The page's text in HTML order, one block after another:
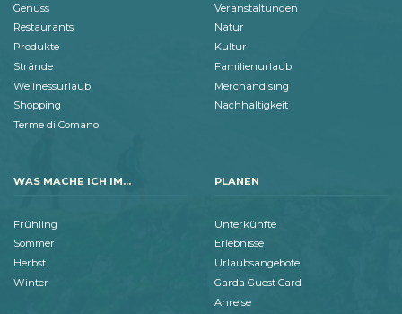
Genuss
Restaurants
Produkte
Strände
Wellnessurlaub
Shopping
Terme di Comano
Veranstaltungen
Natur
Kultur
Familienurlaub
Merchandising
Nachhaltigkeit
WAS MACHE ICH IM...
Frühling
Sommer
Herbst
Winter
PLANEN
Unterkünfte
Erlebnisse
Urlaubsangebote
Garda Guest Card
Anreise